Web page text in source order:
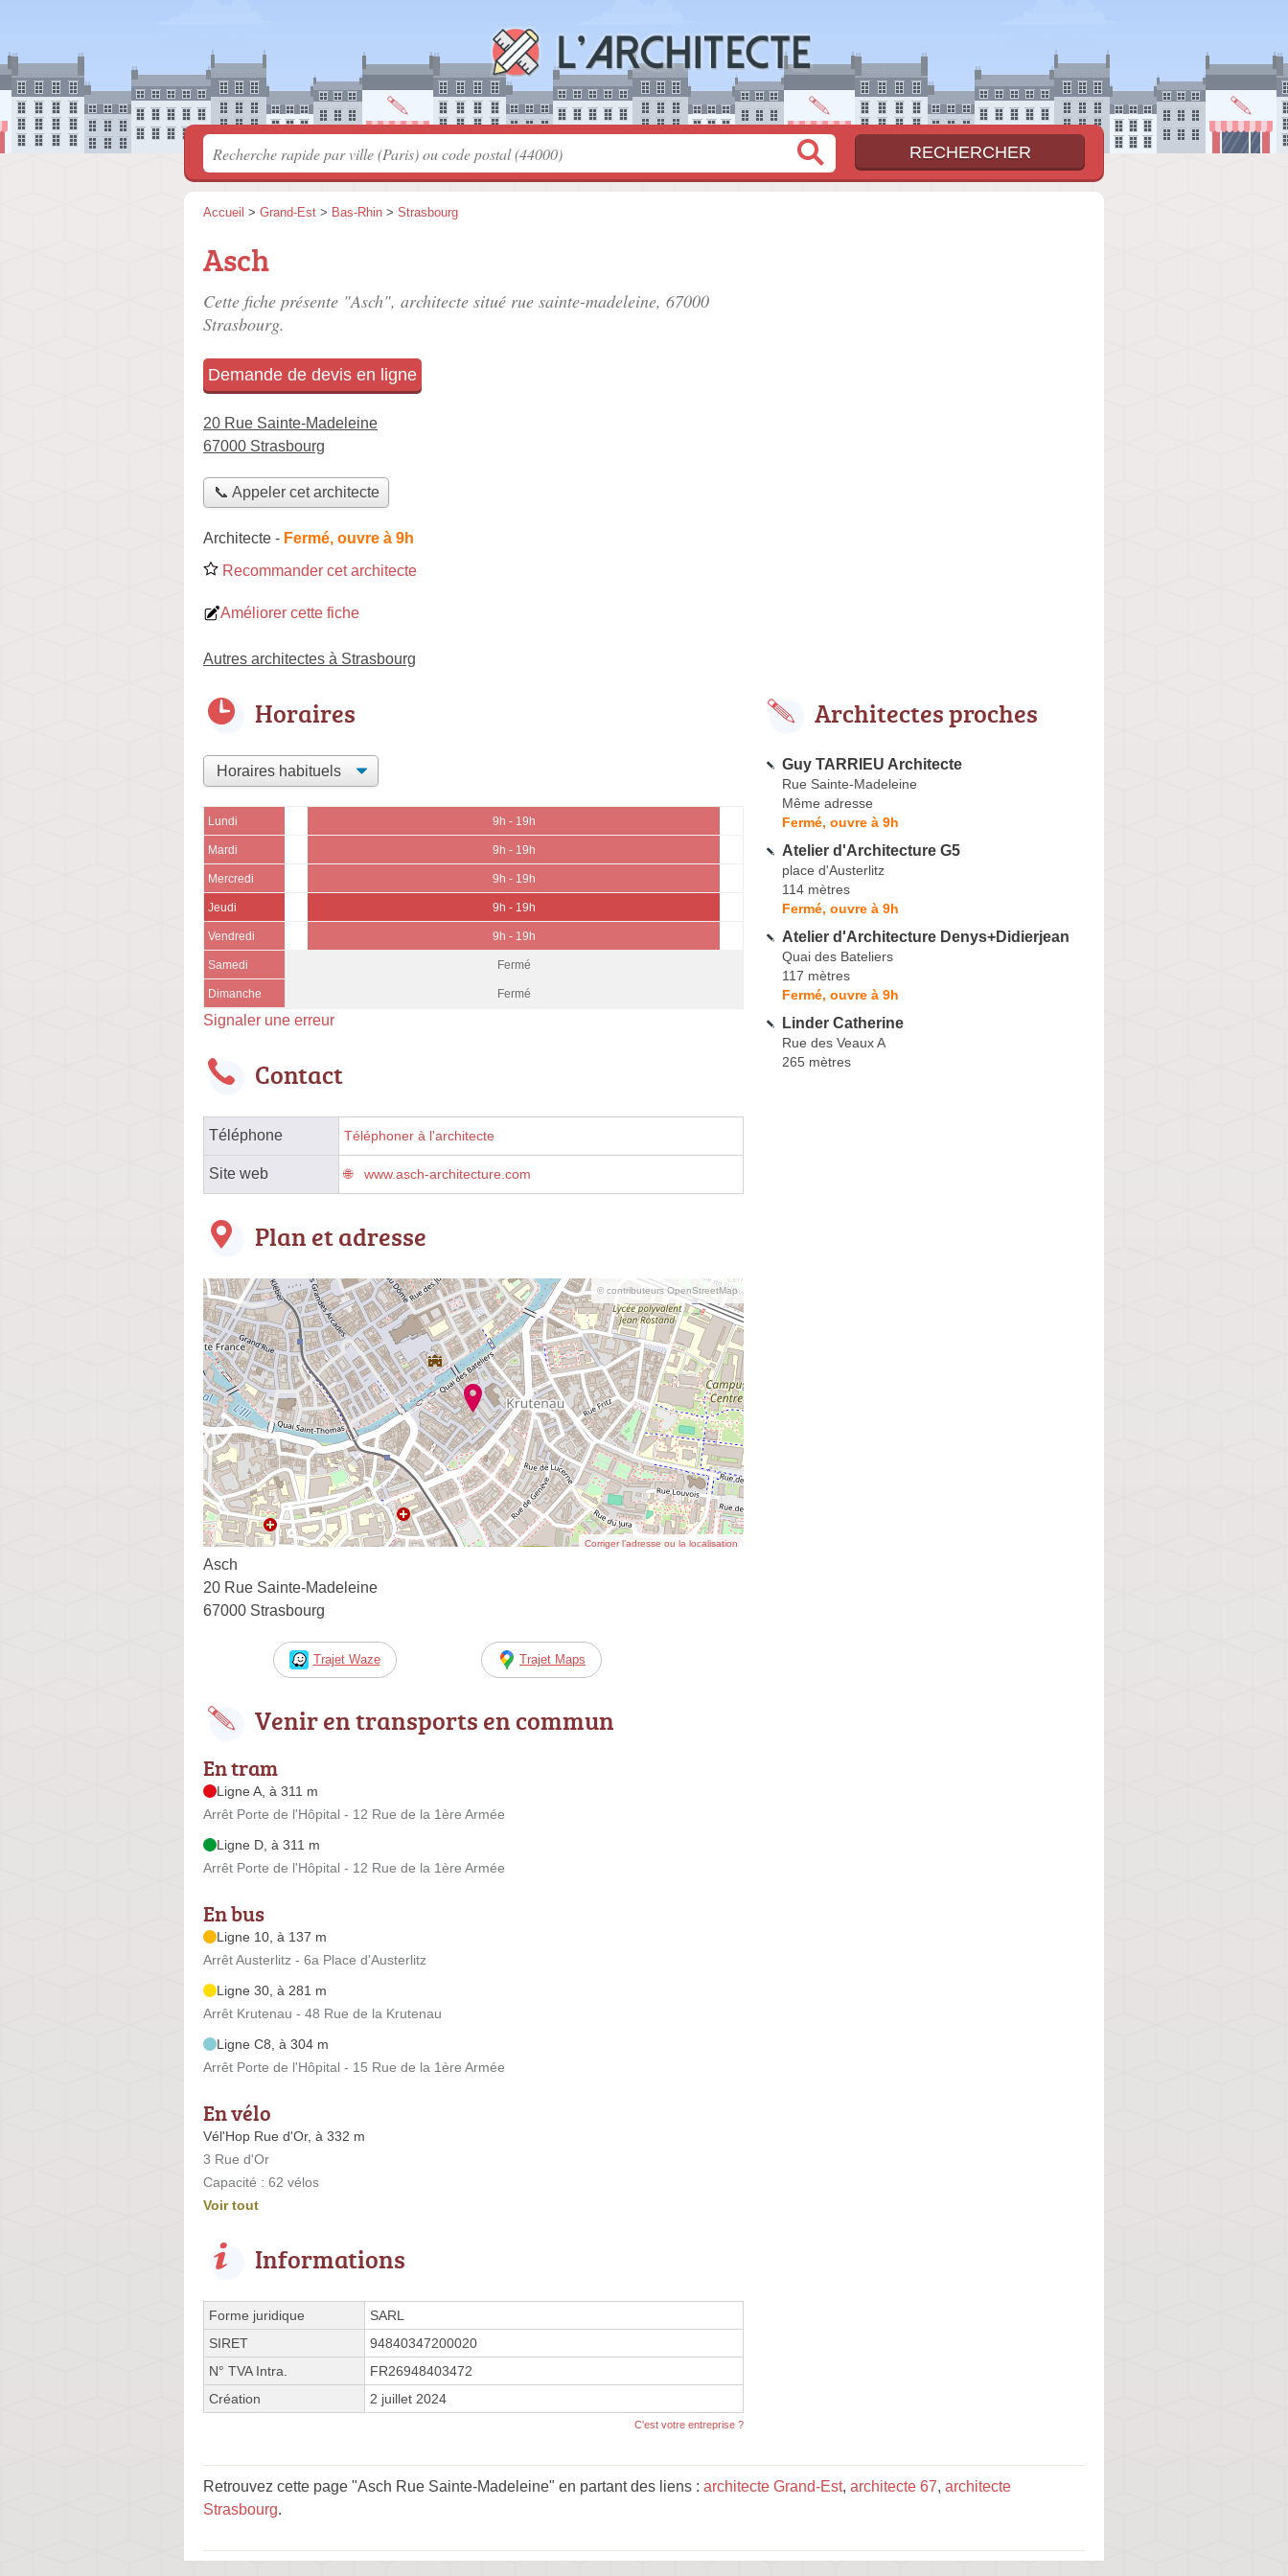
Accueil > Grand-Est > Bas-Rhin > Strasbourg
Asch
Cette fiche présente "Asch", architecte situé rue sainte-madeleine, 67000
Strasbourg.
Demande de devis en ligne
20 Rue Sainte-Madeleine
67000 Strasbourg
📞 Appeler cet architecte
Architecte - Fermé, ouvre à 9h
Recommander cet architecte
Améliorer cette fiche
Autres architectes à Strasbourg
Horaires
Lundi 9h - 19h
Mardi 9h - 19h
Mercredi 9h - 19h
Jeudi 9h - 19h
Vendredi 9h - 19h
Samedi Fermé
Dimanche Fermé
Signaler une erreur
Contact
Téléphone Téléphoner à l'architecte
Site web www.asch-architecture.com
Plan et adresse
© contributeurs OpenStreetMap
Corriger l’adresse ou la localisation
Asch
20 Rue Sainte-Madeleine
67000 Strasbourg
Trajet Waze Trajet Maps
Venir en transports en commun
En tram
Ligne A, à 311 m
Arrêt Porte de l'Hôpital - 12 Rue de la 1ère Armée
Ligne D, à 311 m
Arrêt Porte de l'Hôpital - 12 Rue de la 1ère Armée
En bus
Ligne 10, à 137 m
Arrêt Austerlitz - 6a Place d'Austerlitz
Ligne 30, à 281 m
Arrêt Krutenau - 48 Rue de la Krutenau
Ligne C8, à 304 m
Arrêt Porte de l'Hôpital - 15 Rue de la 1ère Armée
En vélo
Vél'Hop Rue d'Or, à 332 m
3 Rue d'Or
Capacité : 62 vélos
Voir tout
Informations
Forme juridique
SARL
SIRET
94840347200020
N° TVA Intra.
FR26948403472
Création
2 juillet 2024
C'est votre entreprise ?
Architectes proches
Guy TARRIEU Architecte
Rue Sainte-Madeleine
Même adresse
Fermé, ouvre à 9h
Atelier d'Architecture G5
place d'Austerlitz
114 mètres
Fermé, ouvre à 9h
Atelier d'Architecture Denys+Didierjean
Quai des Bateliers
117 mètres
Fermé, ouvre à 9h
Linder Catherine
Rue des Veaux A
265 mètres
Retrouvez cette page "Asch Rue Sainte-Madeleine" en partant des liens : architecte Grand-Est, architecte 67, architecte
Strasbourg.